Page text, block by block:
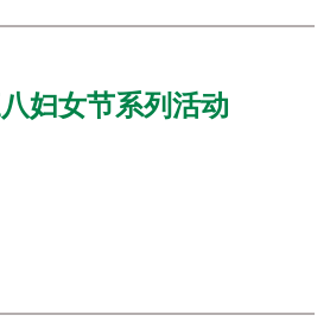
妇女节系列活动